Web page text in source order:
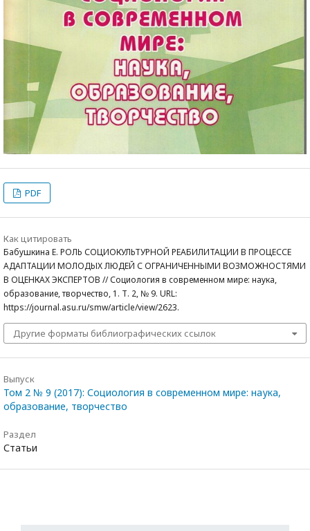
PDF
Как цитировать
Бабушкина Е. РОЛЬ СОЦИОКУЛЬТУРНОЙ РЕАБИЛИТАЦИИ В ПРОЦЕССЕ
АДАПТАЦИИ МОЛОДЫХ ЛЮДЕЙ С ОГРАНИЧЕННЫМИ ВОЗМОЖНОСТЯМИ
В ОЦЕНКАХ ЭКСПЕРТОВ // Социология в современном мире: наука,
образование, творчество, 1. Т. 2, № 9. URL:
https://journal.asu.ru/smw/article/view/2623.
Другие форматы библиографических ссылок
Выпуск
Том 2 № 9 (2017): Социология в современном мире: наука,
образование, творчество
Раздел
Статьи